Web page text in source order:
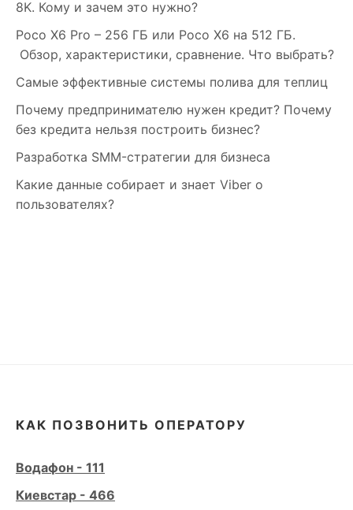
8K. Кому и зачем это нужно?
Poco X6 Pro – 256 ГБ или Poco X6 на 512 ГБ.
Обзор, характеристики, сравнение. Что выбрать?
Самые эффективные системы полива для теплиц
Почему предпринимателю нужен кредит? Почему
без кредита нельзя построить бизнес?
Разработка SMM-стратегии для бизнеса
Какие данные собирает и знает Viber о
пользователях?
КАК ПОЗВОНИТЬ ОПЕРАТОРУ
Водафон - 111
Киевстар - 466